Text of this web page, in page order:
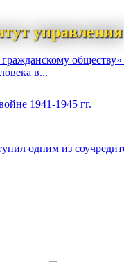
в...
1941-1945 гг.
одним из